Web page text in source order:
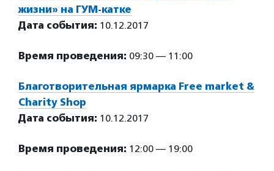
жизни» на ГУМ-катке
Дата события: 10.12.2017
Время проведения: 09:30 — 11:00
Благотворительная ярмарка Free market &
Charity Shop
Дата события: 10.12.2017
Время проведения: 12:00 — 19:00